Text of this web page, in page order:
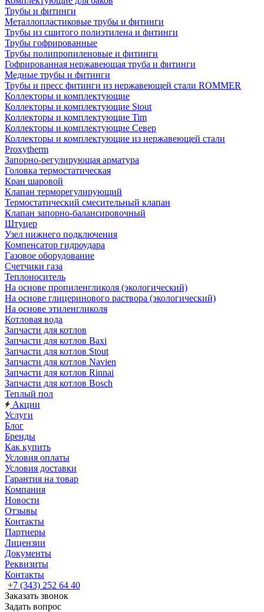
Трубы и фитинги
Металлопластиковые трубы и фитинги
Трубы из сшитого полиэтилена и фитинги
Трубы гофрированные
Трубы полипропиленовые и фитинги
Гофрированная нержавеющая труба и фитинги
Медные трубы и фитинги
Трубы и пресс фитинги из нержавеющей стали ROMMER
Коллекторы и комплектующие
Коллекторы и комплектующие Stout
Коллекторы и комплектующие Tim
Коллекторы и комплектующие Север
Коллекторы и комплектующие из нержавеющей стали
Proxytherm
Запорно-регулирующая арматура
Головка термостатическая
Кран шаровой
Клапан терморегулирующий
Термостатический смесительный клапан
Клапан запорно-балансировочный
Штуцер
Узел нижнего подключения
Компенсатор гидроудара
Газовое оборудование
Счетчики газа
Теплоноситель
На основе пропиленгликоля (экологический)
На основе глицеринового раствора (экологический)
На основе этиленгликоля
Котловая вода
Запчасти для котлов
Запчасти для котлов Baxi
Запчасти для котлов Stout
Запчасти для котлов Navien
Запчасти для котлов Rinnai
Запчасти для котлов Bosch
Теплый пол
Акции
Услуги
Блог
Бренды
Как купить
Условия оплаты
Условия доставки
Гарантия на товар
Компания
Новости
Отзывы
Контакты
Партнеры
Лицензии
Документы
Реквизиты
Контакты
+7 (343) 252 64 40
Заказать звонок
Задать вопрос